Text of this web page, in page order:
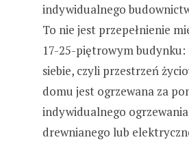
indywidualnego
To nie jest przepełnienie
17-25-piętrowym
siebie, czyli przestrzeń
domu jest ogrzewana za
indywidualnego
drewnianego lub